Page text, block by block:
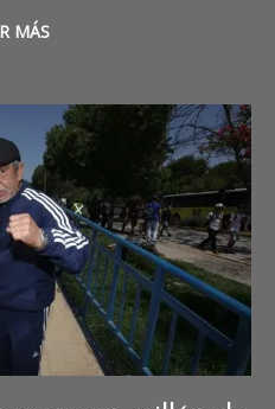
MÁS